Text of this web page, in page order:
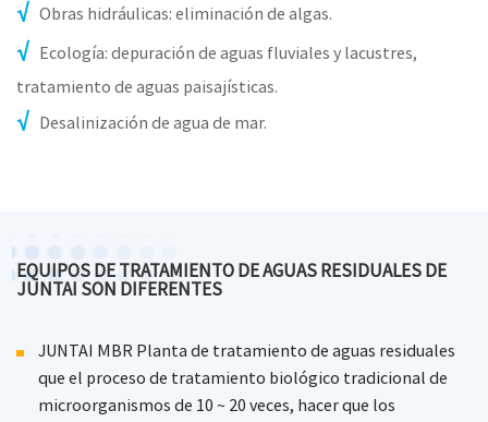
Obras hidráulicas: eliminación de algas.
Ecología: depuración de aguas fluviales y lacustres,
tratamiento de aguas paisajísticas.
Desalinización de agua de mar.
EQUIPOS DE TRATAMIENTO DE AGUAS RESIDUALES DE
JUNTAI SON DIFERENTES
JUNTAI MBR Planta de tratamiento de aguas residuales
que el proceso de tratamiento biológico tradicional de
microorganismos de 10 ~ 20 veces, hacer que los